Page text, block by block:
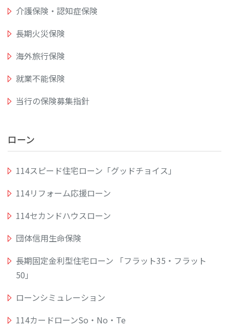
介護保険・認知症保険
長期火災保険
海外旅行保険
就業不能保険
当行の保険募集指針
ローン
114スピード住宅ローン「グッドチョイス」
114リフォーム応援ローン
114セカンドハウスローン
団体信用生命保険
長期固定金利型住宅ローン 「フラット35・フラット
50」
ローンシミュレーション
114カードローンSo・No・Te